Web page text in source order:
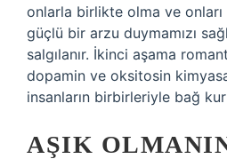
onlarla birlikte olma ve
güçlü bir arzu duymamızı
salgılanır. İkinci aşama
dopamin ve oksitosin
insanların birbirleriyle bağ
AŞIK